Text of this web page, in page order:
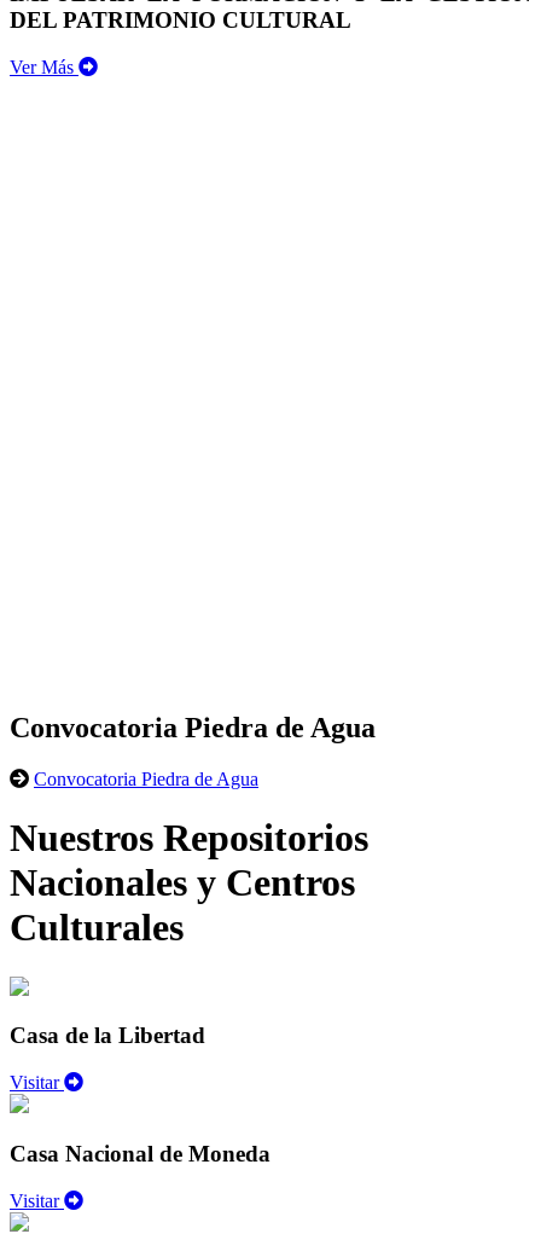
DEL PATRIMONIO CULTURAL
Ver Más
Convocatoria Piedra de Agua
Convocatoria Piedra de Agua
Nuestros Repositorios
Nacionales y Centros
Culturales
Casa de la Libertad
Visitar
Casa Nacional de Moneda
Visitar